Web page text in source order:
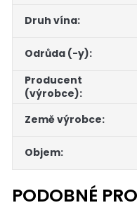
Druh vína:
Odrůda (-y):
Producent
(výrobce):
Země výrobce:
Objem: